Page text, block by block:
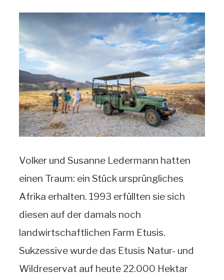
Volker und Susanne Ledermann hatten
einen Traum: ein Stück ursprüngliches
Afrika erhalten. 1993 erfüllten sie sich
diesen auf der damals noch
landwirtschaftlichen Farm Etusis.
Sukzessive wurde das Etusis Natur- und
Wildreservat auf heute 22.000 Hektar